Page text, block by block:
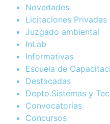
Novedades
Licitaciones Privadas
Juzgado ambiental
InLab
Informativas
Escuela de
Destacadas
Depto.Sistemas y
Convocatorias
Concursos